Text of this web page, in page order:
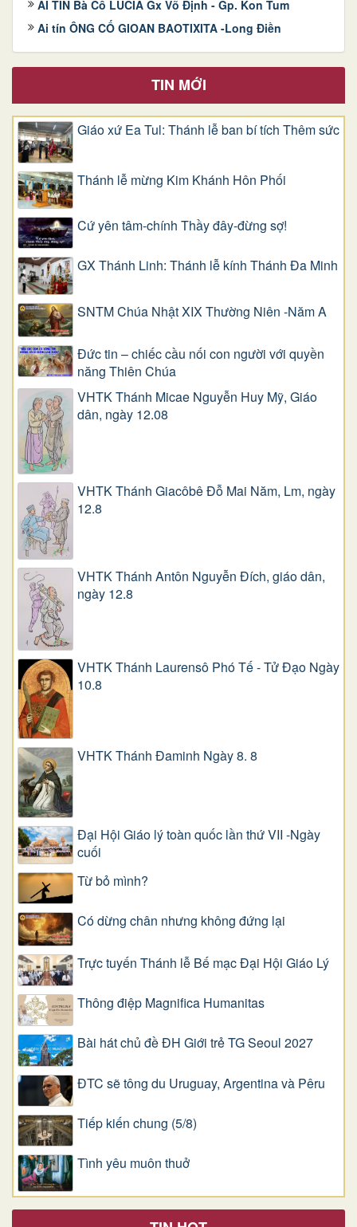
AI TÍN Bà Cố LUCIA Gx Võ Định - Gp. Kon Tum
Ai tín ÔNG CỐ GIOAN BAOTIXITA -Long Điền
TIN MỚI
Giáo xứ Ea Tul: Thánh lễ ban bí tích Thêm sức
Thánh lễ mừng Kim Khánh Hôn Phối
Cứ yên tâm-chính Thầy đây-đừng sợ!
GX Thánh Linh: Thánh lễ kính Thánh Đa Minh
SNTM Chúa Nhật XIX Thường Niên -Năm A
Đức tin – chiếc cầu nối con người với quyền
năng Thiên Chúa
VHTK Thánh Micae Nguyễn Huy Mỹ, Giáo
dân, ngày 12.08
VHTK Thánh Giacôbê Ðỗ Mai Năm, Lm, ngày
12.8
VHTK Thánh Antôn Nguyễn Ðích, giáo dân,
ngày 12.8
VHTK Thánh Laurensô Phó Tế - Tử Đạo Ngày
10.8
VHTK Thánh Đaminh Ngày 8. 8
Đại Hội Giáo lý toàn quốc lần thứ VII -Ngày
cuối
Từ bỏ mình?
Có dừng chân nhưng không đứng lại
Trực tuyến Thánh lễ Bế mạc Đại Hội Giáo Lý
Thông điệp Magnifica Humanitas
Bài hát chủ đề ĐH Giới trẻ TG Seoul 2027
ĐTC sẽ tông du Uruguay, Argentina và Pêru
Tiếp kiến chung (5/8)
Tình yêu muôn thuở